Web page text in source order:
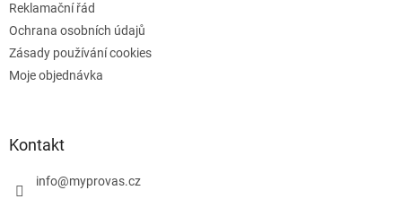
Reklamační řád
Ochrana osobních údajů
Zásady používání cookies
Moje objednávka
Kontakt
info@myprovas.cz